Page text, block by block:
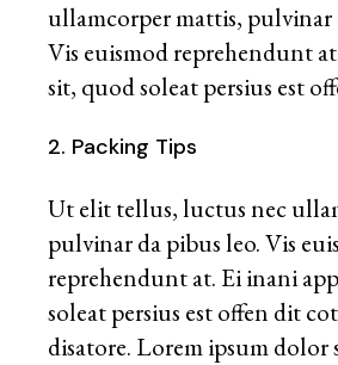
ullamcorper mattis, pulvinar
Vis euismod reprehendunt
sit, quod soleat persius est
2. Packing Tips
Ut elit tellus, luctus nec
pulvinar da pibus leo. Vis
reprehendunt at. Ei inani
soleat persius est offen dit
disatore. Lorem ipsum dolor